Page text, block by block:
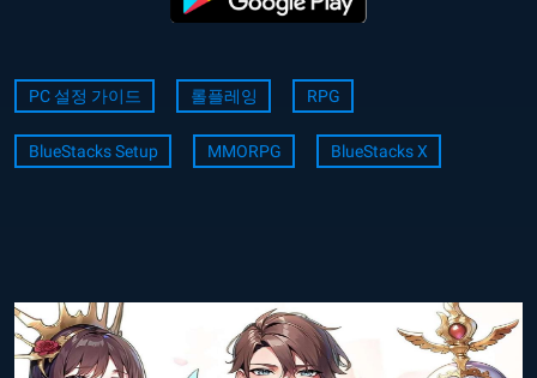
PC 설정 가이드 롤플레잉 RPG
BlueStacks Setup MMORPG BlueStacks X